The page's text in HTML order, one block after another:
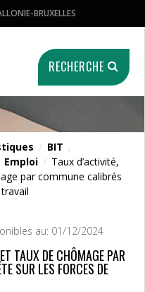
BRUXELLES
RECHERCHE
/ BIT ,
Emploi / Taux d’activité,
par commune calibrés
au: 01/12/2024
TAUX DE CHÔMAGE PAR
SUR LES FORCES DE